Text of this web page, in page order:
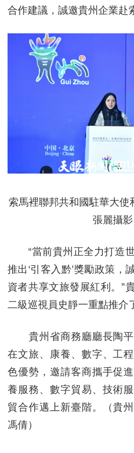
合作建議，誠邀貴州企業赴
索馬裡聯邦共和國駐華大使
張麗攝影
“當前貴州正全力打造世
推出‘引客入黔’獎勵政策，
資者共享文旅發展紅利。”
二級巡視員史靜一重點推介
貴州省商務廳廳長陶平
在文旅、康養、數字、工
色優勢，邀請客商攜手促
養服務、數字貿易、技術
貿合作邁上新臺階。（貴
馮倩）